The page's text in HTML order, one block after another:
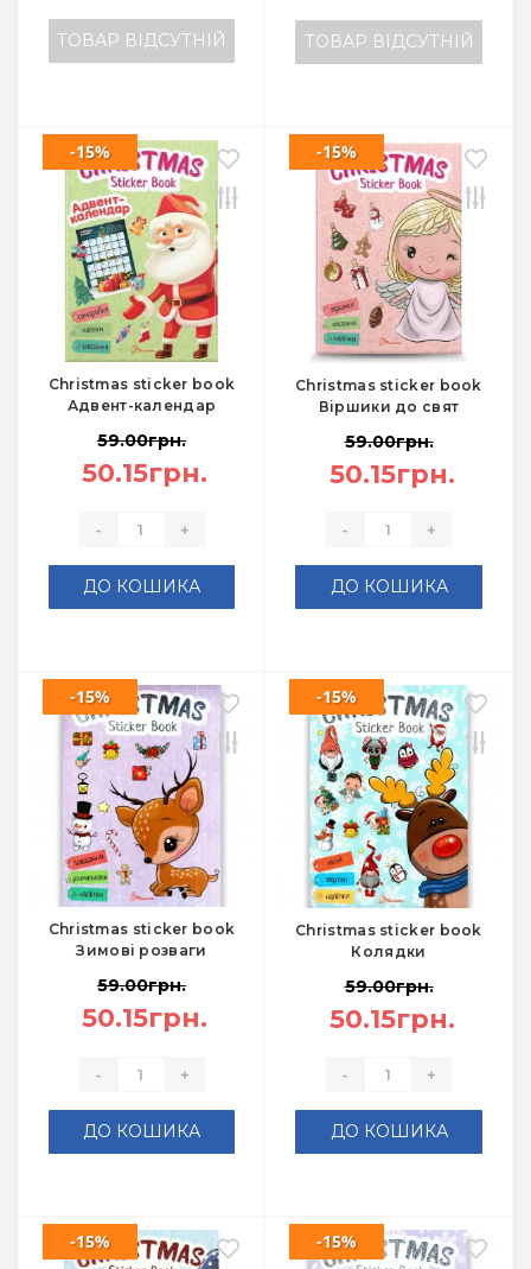
ТОВАР ВІДСУТНІЙ ТОВАР ВІДСУТНІЙ
Christmas sticker book
Адвент-календар
-15%
59.00грн.
50.15грн.
- +
ДО КОШИКА
Christmas sticker book
Віршики до свят
-15%
59.00грн.
50.15грн.
- +
ДО КОШИКА
Christmas sticker book
Зимові розваги
-15%
59.00грн.
50.15грн.
- +
ДО КОШИКА
Christmas sticker book
Колядки
-15%
59.00грн.
50.15грн.
- +
ДО КОШИКА
-15% -15%